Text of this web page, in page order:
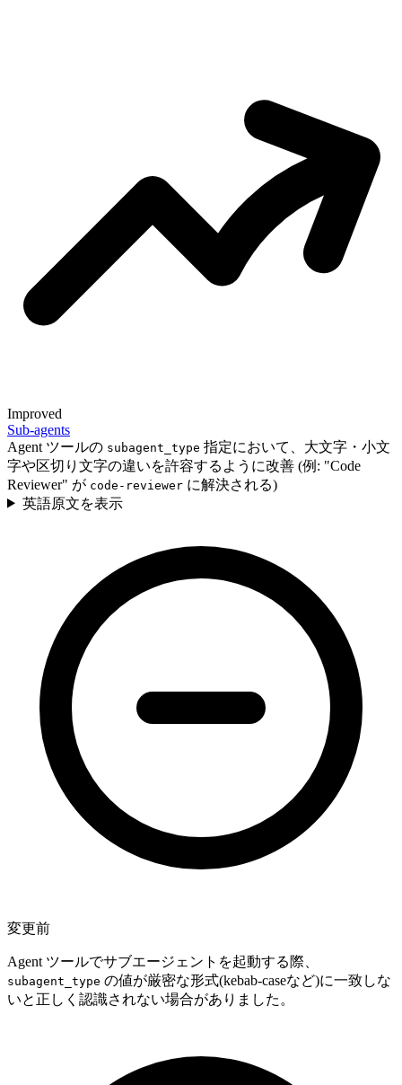
Improved
Sub-agents
Agent ツールの subagent_type 指定において、大文字・小文
字や区切り文字の違いを許容するように改善 (例: "Code
Reviewer" が code-reviewer に解決される)
英語原文を表示
変更前
Agent ツールでサブエージェントを起動する際、
subagent_type の値が厳密な形式(kebab-caseなど)に一致しな
いと正しく認識されない場合がありました。